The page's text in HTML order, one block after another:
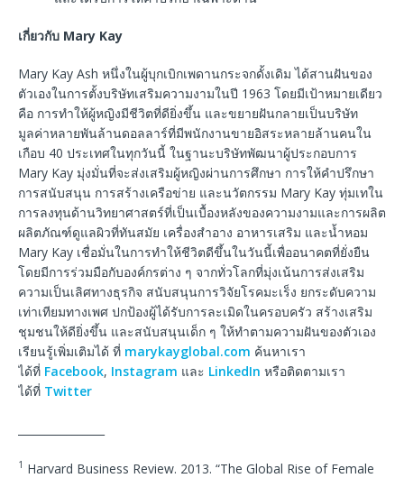
เกี่ยวกับ Mary Kay
Mary Kay Ash หนึ่งในผู้บุกเบิกเพดานกระจกดั้งเดิม ได้สานฝันของ
ตัวเองในการตั้งบริษัทเสริมความงามในปี 1963 โดยมีเป้าหมายเดียว
คือ การทำให้ผู้หญิงมีชีวิตที่ดียิ่งขึ้น และขยายฝันกลายเป็นบริษัท
มูลค่าหลายพันล้านดอลลาร์ที่มีพนักงานขายอิสระหลายล้านคนใน
เกือบ 40 ประเทศในทุกวันนี้ ในฐานะบริษัทพัฒนาผู้ประกอบการ
Mary Kay มุ่งมั่นที่จะส่งเสริมผู้หญิงผ่านการศึกษา การให้คำปรึกษา
การสนับสนุน การสร้างเครือข่าย และนวัตกรรม Mary Kay ทุ่มเทใน
การลงทุนด้านวิทยาศาสตร์ที่เป็นเบื้องหลังของความงามและการผลิต
ผลิตภัณฑ์ดูแลผิวที่ทันสมัย เครื่องสำอาง อาหารเสริม และน้ำหอม
Mary Kay เชื่อมั่นในการทำให้ชีวิตดีขึ้นในวันนี้เพื่ออนาคตที่ยั่งยืน
โดยมีการร่วมมือกับองค์กรต่าง ๆ จากทั่วโลกที่มุ่งเน้นการส่งเสริม
ความเป็นเลิศทางธุรกิจ สนับสนุนการวิจัยโรคมะเร็ง ยกระดับความ
เท่าเทียมทางเพศ ปกป้องผู้ได้รับการละเมิดในครอบครัว สร้างเสริม
ชุมชนให้ดียิ่งขึ้น และสนับสนุนเด็ก ๆ ให้ทำตามความฝันของตัวเอง
เรียนรู้เพิ่มเติมได้ ที่ marykayglobal.com ค้นหาเรา
ได้ที่ Facebook, Instagram และ LinkedIn หรือติดตามเรา
ได้ที่ Twitter
1 Harvard Business Review. 2013. “The Global Rise of Female